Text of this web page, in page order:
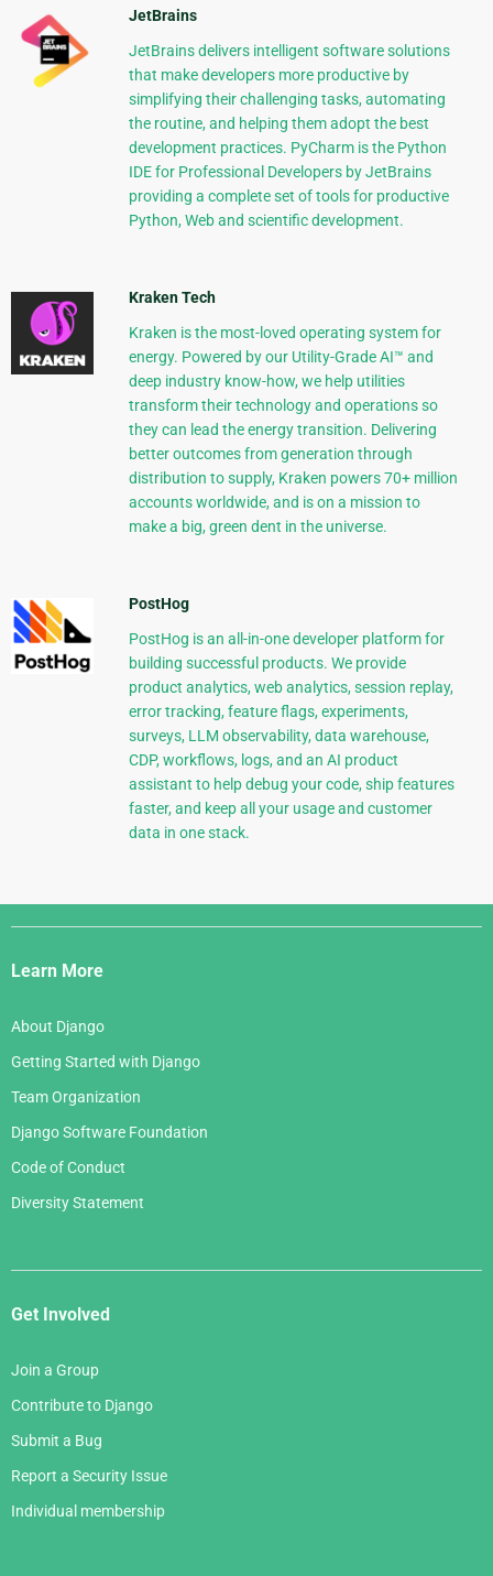
JetBrains
JetBrains delivers intelligent software solutions
that make developers more productive by
simplifying their challenging tasks, automating
the routine, and helping them adopt the best
development practices. PyCharm is the Python
IDE for Professional Developers by JetBrains
providing a complete set of tools for productive
Python, Web and scientific development.
Kraken Tech
Kraken is the most-loved operating system for
energy. Powered by our Utility-Grade AI™ and
deep industry know-how, we help utilities
transform their technology and operations so
they can lead the energy transition. Delivering
better outcomes from generation through
distribution to supply, Kraken powers 70+ million
accounts worldwide, and is on a mission to
make a big, green dent in the universe.
PostHog
PostHog is an all-in-one developer platform for
building successful products. We provide
product analytics, web analytics, session replay,
error tracking, feature flags, experiments,
surveys, LLM observability, data warehouse,
CDP, workflows, logs, and an AI product
assistant to help debug your code, ship features
faster, and keep all your usage and customer
data in one stack.
Django
Links
Learn More
About Django
Getting Started with Django
Team Organization
Django Software Foundation
Code of Conduct
Diversity Statement
Get Involved
Join a Group
Contribute to Django
Submit a Bug
Report a Security Issue
Individual membership